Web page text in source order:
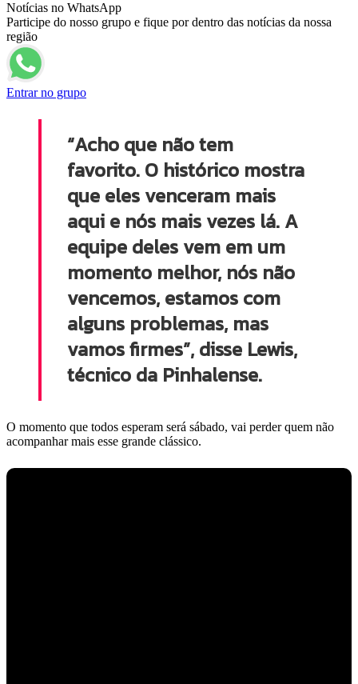
Notícias no WhatsApp
Participe do nosso grupo e fique por dentro das notícias da nossa
região
Entrar no grupo
“Acho que não tem
favorito. O histórico mostra
que eles venceram mais
aqui e nós mais vezes lá. A
equipe deles vem em um
momento melhor, nós não
vencemos, estamos com
alguns problemas, mas
vamos firmes”, disse Lewis,
técnico da Pinhalense.
O momento que todos esperam será sábado, vai perder quem não
acompanhar mais esse grande clássico.